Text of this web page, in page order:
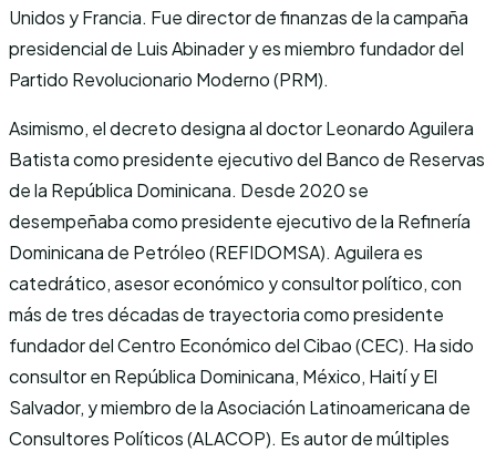
Unidos y Francia. Fue director de finanzas de la campaña
presidencial de Luis Abinader y es miembro fundador del
Partido Revolucionario Moderno (PRM).
Asimismo, el decreto designa al doctor Leonardo Aguilera
Batista como presidente ejecutivo del Banco de Reservas
de la República Dominicana. Desde 2020 se
desempeñaba como presidente ejecutivo de la Refinería
Dominicana de Petróleo (REFIDOMSA). Aguilera es
catedrático, asesor económico y consultor político, con
más de tres décadas de trayectoria como presidente
fundador del Centro Económico del Cibao (CEC). Ha sido
consultor en República Dominicana, México, Haití y El
Salvador, y miembro de la Asociación Latinoamericana de
Consultores Políticos (ALACOP). Es autor de múltiples